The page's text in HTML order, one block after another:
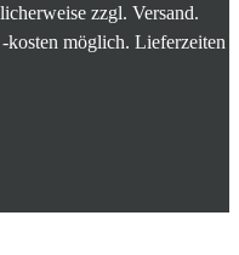
zzgl. Versand.
kosten möglich. Lieferzeiten